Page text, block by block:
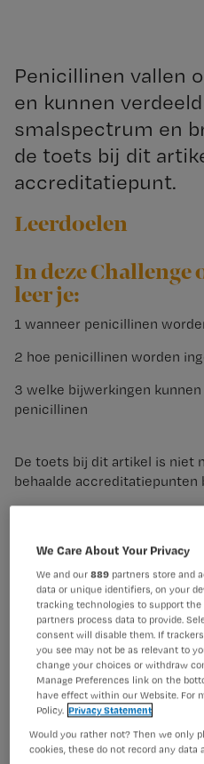
Penicillinen vallen
en kunnen
smalspectrum en
de toets bij dit
accreditatiepunt.
Leerdoelen
In deze
leer je:
1 wanneer penicillinen
2 hoe penicillinen worden
3 welke bijwerkingen
penicillinen
De toets bij dit artikel is niet
behaalde accreditatiepunten
tekst artikel:Linda de Graaf
illustratie:Bernet Ragetli
toets:Anna-Marie Mollink
Lesstof
We Care About Your Privacy
We and our889 partners store and
data or unique identifiers, on your
tracking technologies to support
partners process data to provide.
consent will disable them. If
you see may not be as relevant to
change your choices or withdraw
Manage Preferences link on the
have effect within our Website. For
Policy. Privacy Statement
Would you rather not? Then we only
cookies, these do not record any data